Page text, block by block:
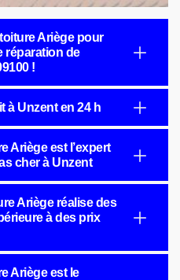
Ariège pour
réparation de
!
à Unzent en 24 h
Ariège est l’expert
cher à Unzent
Ariège réalise des
à des prix
Ariège est le